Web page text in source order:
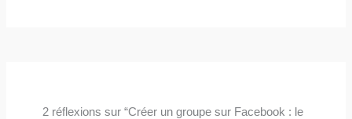
2 réflexions sur “Créer un groupe sur Facebook : le